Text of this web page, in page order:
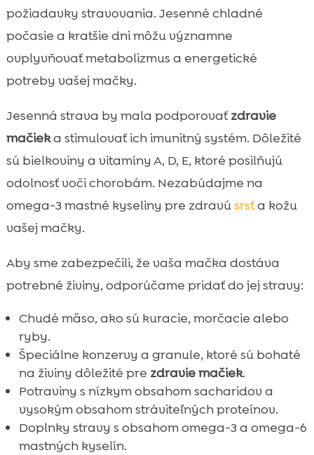
požiadavky stravovania. Jesenné chladné
počasie a kratšie dni môžu významne
ovplyvňovať metabolizmus a energetické
potreby vašej mačky.
Jesenná strava by mala podporovaťzdravie
mačieka stimulovať ich imunitný systém. Dôležité
sú bielkoviny a vitamíny A, D, E, ktoré posilňujú
odolnosť voči chorobám. Nezabúdajme na
omega-3 mastné kyseliny pre zdravúsrsťa kožu
vašej mačky.
Aby sme zabezpečili, že vaša mačka dostáva
potrebné živiny, odporúčame pridať do jej stravy:
Chudé mäso, ako sú kuracie, morčacie alebo
ryby.
Špeciálne konzervy a granule, ktoré sú bohaté
na živiny dôležité pre zdravie mačiek.
Potraviny s nízkym obsahom sacharidov a
vysokým obsahom stráviteľných proteínov.
Doplnky stravy s obsahom omega-3 a omega-6
mastných kyselín.